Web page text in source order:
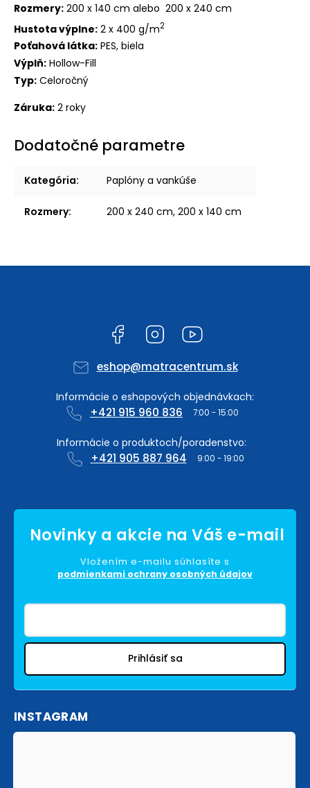
Rozmery: 200 x 140 cm alebo 200 x 240 cm
Hustota výplne: 2 x 400 g/m2
Poťahová látka: PES, biela
Výplň: Hollow-Fill
Typ: Celoročný
Záruka: 2 roky
Dodatočné parametre
Kategória: Paplóny a vankúše
Rozmery: 200 x 240 cm, 200 x 140 cm
Facebook Instagram
eshop@matracentrum.sk
+421 915 960 836
+421 905 887 964
Vložením e-mailu súhlasíte s
podmienkami ochrany osobných údajov
Prihlásiť sa
INSTAGRAM